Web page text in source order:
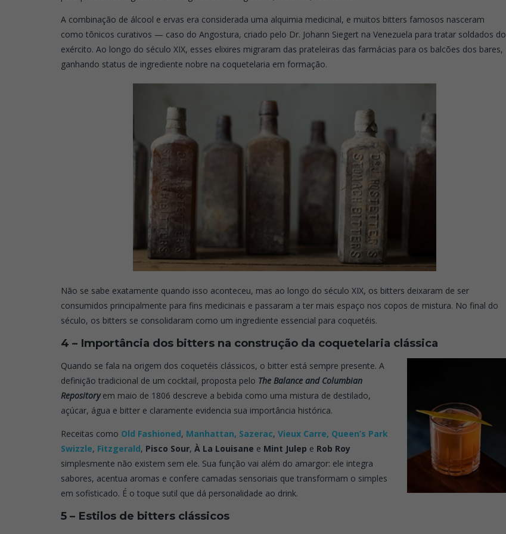
A combinação de álcool e ervas era considerada uma alquimia medicinal, e muitos bitters famosos nasceram
como tônicos curativos — caso do Angostura, criado pelo Dr. Johann Siegert na Venezuela para tratar soldados do
exército. Ao longo do século XIX, esses elixires migraram das prateleiras das farmácias para os balcões dos bares,
ganhando status de ingrediente nobre na coquetelaria em formação.
Não se sabe exatamente quando isso aconteceu, mas ao longo do século XIX, os bitters deixaram de ser
consumidos principalmente para fins medicinais e passaram a ter mais espaço nos copos de mistura. No final do
século, os bitters se consolidaram como um ingrediente essencial para coquetéis.
4 – Importância dos bitters na construção da coquetelaria clássica
Quando se fala na origem dos coquetéis clássicos, o bitter está sempre presente. A
definição tradicional de um cocktail, proposta pelo The Balance and Columbian
Repositoryem maio de 1806 descreve a bebida como uma mistura de destilado,
açúcar, água e bitter e claramente evidencia sua importância histórica.
Receitas como Old Fashioned, Manhattan, Sazerac, Vieux Carre, Queen’s Park
Swizzle, Fitzgerald, Pisco Sour, À La Louisane e Mint Julep e Rob Roy
simplesmente não existem sem ele. Sua função vai além do amargor: ele integra
sabores, acentua aromas e confere camadas sensoriais que transformam o simples
em sofisticado. É o toque sutil que dá personalidade ao drink.
5 – Estilos de bitters clássicos